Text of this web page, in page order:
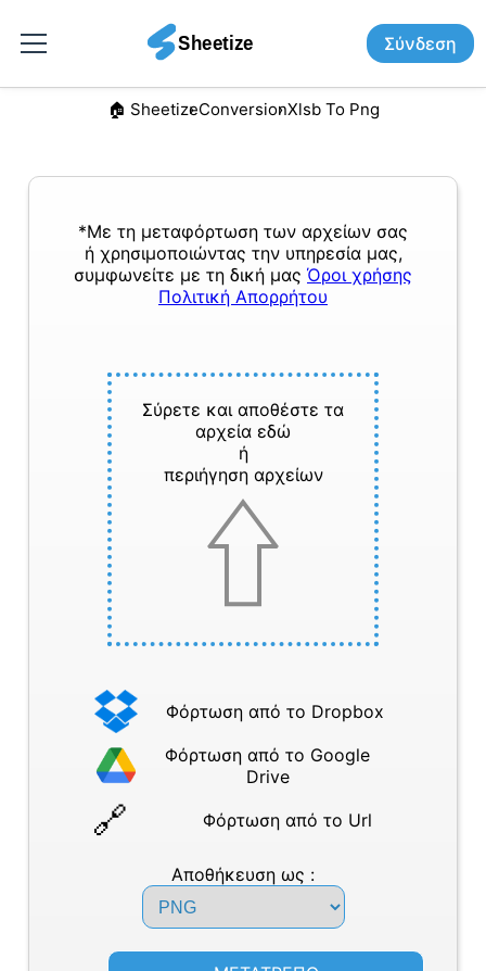
Σύνδεση
🏠︎ SheetizeConversionXlsb To Png
*Με τη μεταφόρτωση των αρχείων σας
ή χρησιμοποιώντας την υπηρεσία μας,
συμφωνείτε με τη δική μας Όροι χρήσης
Πολιτική Απορρήτου
Σύρετε και αποθέστε τα
αρχεία εδώ
ή
περιήγηση αρχείων
Φόρτωση από το Dropbox
Φόρτωση από το Google
Drive
Φόρτωση από το Url
Αποθήκευση ως :